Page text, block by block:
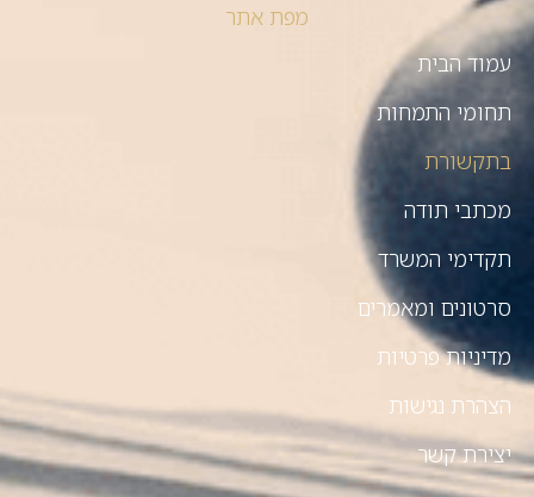
מפת אתר
עמוד הבית
תחומי התמחות
בתקשורת
מכתבי תודה
תקדימי המשרד
סרטונים ומאמרים
מדיניות פרטיות
הצהרת נגישות
יצירת קשר